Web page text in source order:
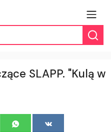
SLAPP. "Kulą w